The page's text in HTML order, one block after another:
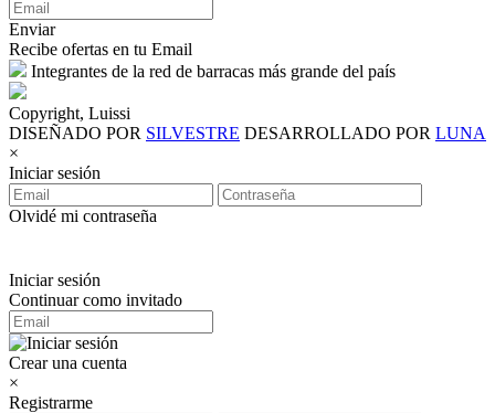
Enviar
Recibe ofertas en tu Email
Integrantes de la red de barracas más grande del país
Copyright, Luissi
DISEÑADO POR SILVESTRE DESARROLLADO POR LUNA
×
Iniciar sesión
Olvidé mi contraseña
Iniciar sesión
Continuar como invitado
Crear una cuenta
×
Registrarme